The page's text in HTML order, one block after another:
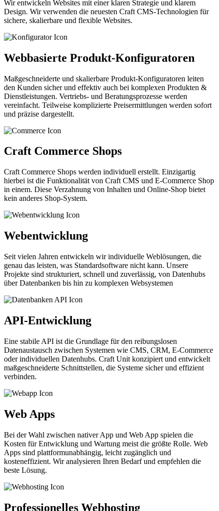
Wir entwickeln Websites mit einer klaren Strategie und klarem
Design. Wir verwenden die neuesten Craft CMS-Technologien für
sichere, skalierbare und flexible Websites.
Webbasierte Produkt-Konfiguratoren
Maßgeschneiderte und skalierbare Produkt-Konfiguratoren leiten
den Kunden sicher und effektiv auch bei komplexen Produkten &
Dienstleistungen. Vertriebs- und Beratungsprozesse werden
vereinfacht. Teilweise komplizierte Preisermittlungen werden sofort
und präzise dargestellt.
Craft Commerce Shops
Craft Commerce Shops werden individuell erstellt. Einzigartig
hierbei ist die Funktionalität von Craft CMS und E-Commerce Shop
in einem. Diese Verzahnung von Inhalten und Online-Shop bietet
kein anderes Shop-System.
Webentwicklung
Seit vielen Jahren entwickeln wir individuelle Weblösungen, die
genau das leisten, was Standardsoftware nicht kann. Unsere
Projekte sind strukturiert, schnell und zuverlässig, von Datenhubs
über Datenbanken bis hin zu komplexen Websystemen
API-Entwicklung
Eine stabile API ist die Grundlage für den reibungslosen
Datenaustausch zwischen Systemen wie CMS, CRM, E-Commerce
oder individuellen Datenhubs. Craft Unit konzipiert und entwickelt
maßgeschneiderte Schnittstellen, die Systeme sicher und effizient
verbinden.
Web Apps
Bei der Wahl zwischen nativer App und Web App spielen die
Kosten für Entwicklung und Wartung meist die größte Rolle. Web
Apps sind plattformunabhängig, leicht zugänglich und
kosteneffizient. Wir analysieren Ihren Bedarf und empfehlen die
beste Lösung.
Professionelles Webhosting